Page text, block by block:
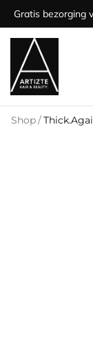
Gratis bezorging
Shop/